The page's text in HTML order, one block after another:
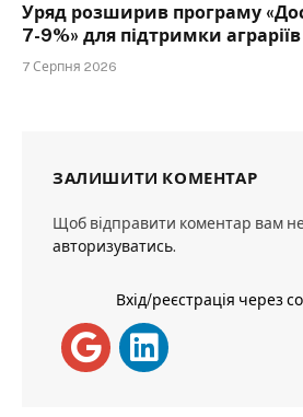
Уряд розширив програму
7-9%» для підтримки аграріїв
7 Серпня 2026
ЗАЛИШИТИ КОМЕНТАР
Щоб відправити коментар вам
авторизуватись.
Вхід/реєстрація через